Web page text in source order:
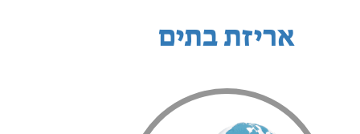
אריזת בתים